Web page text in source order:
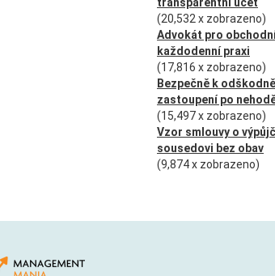
(20,532 x zobrazeno)
Advokát pro
každodenní praxi
(17,816 x zobrazeno)
Bezpečně k
zastoupení po
(15,497 x zobrazeno)
Vzor smlouvy o
sousedovi bez obav
(9,874 x zobrazeno)